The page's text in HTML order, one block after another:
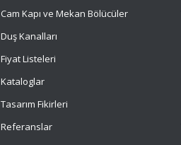
Cam Kapı ve Mekan Bölücüler
Duş Kanalları
Fiyat Listeleri
Kataloglar
Tasarım Fikirleri
Referanslar